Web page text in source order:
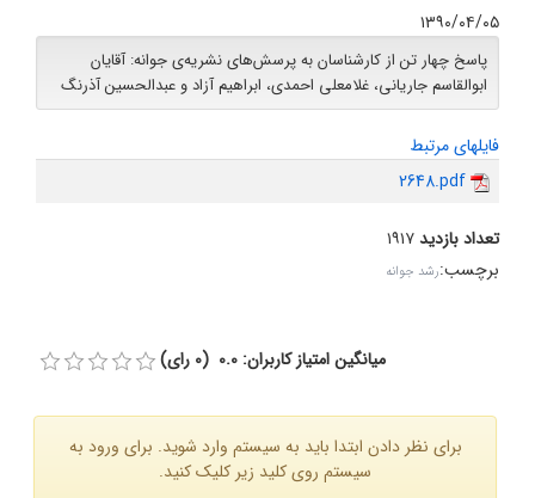
۱۳۹۰/۰۴/۰۵
پاسخ چهار تن از کارشناسان به پرسش‌های نشریه‌ی جوانه: آقایان
ابوالقاسم جاریانی، غلامعلی احمدی، ابراهیم آزاد و عبدالحسین آذرنگ
فایلهای مرتبط
2648.pdf
تعداد بازدید۱۹۱۷
برچسب:رشد جوانه
میانگین امتیاز کاربران: 0.0 (0 رای)
برای نظر دادن ابتدا باید به سیستم وارد شوید. برای ورود به
سیستم روی کلید زیر کلیک کنید.